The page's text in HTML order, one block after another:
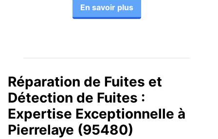
En savoir plus
Réparation de Fuites et
Détection de Fuites :
Expertise Exceptionnelle à
Pierrelaye (95480)